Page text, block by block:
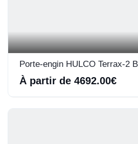
Porte-engin HULCO Terrax-2
À partir de 4692.00€